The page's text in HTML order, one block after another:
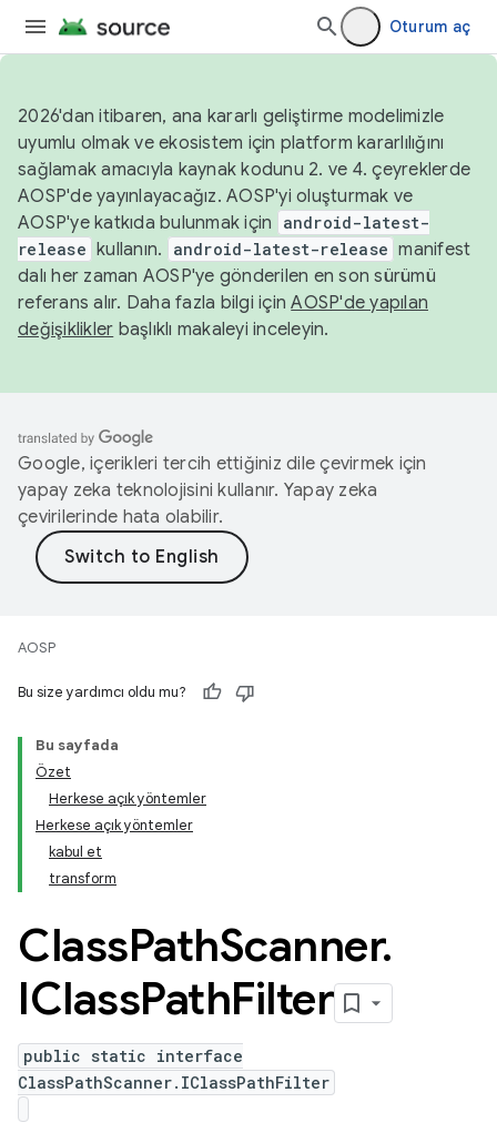
Oturum aç
2026'dan itibaren, ana kararlı geliştirme modelimizle
uyumlu olmak ve ekosistem için platform kararlılığını
sağlamak amacıyla kaynak kodunu 2. ve 4. çeyreklerde
AOSP'de yayınlayacağız. AOSP'yi oluşturmak ve
AOSP'ye katkıda bulunmak için
android-latest-
release kullanın. android-latest-release manifest
dalı her zaman AOSP'ye gönderilen en son sürümü
referans alır. Daha fazla bilgi içinAOSP'de yapılan
değişiklikler başlıklı makaleyi inceleyin.
Google, içerikleri tercih ettiğiniz dile çevirmek için
yapay zeka teknolojisini kullanır. Yapay zeka
çevirilerinde hata olabilir.
AOSP
Bu size yardımcı oldu mu?
Bu sayfada
Özet
Herkese açık yöntemler
Herkese açık yöntemler
kabul et
transform
ClassPathScanner.
IClassPathFilter
public static interface
ClassPathScanner.IClassPathFilter